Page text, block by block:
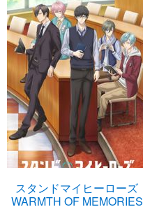
スタンドマイヒーローズ
WARMTH OF MEMORIES